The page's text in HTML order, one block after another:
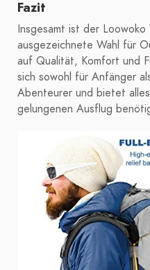
Fazit
Insgesamt ist der
ausgezeichnete Wahl für
auf Qualität, Komfort und
sich sowohl für Anfänger
Abenteurer und bietet
gelungenen Ausflug